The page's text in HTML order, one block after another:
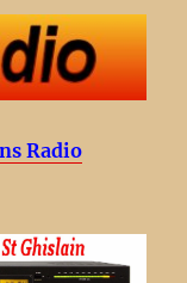
Radio